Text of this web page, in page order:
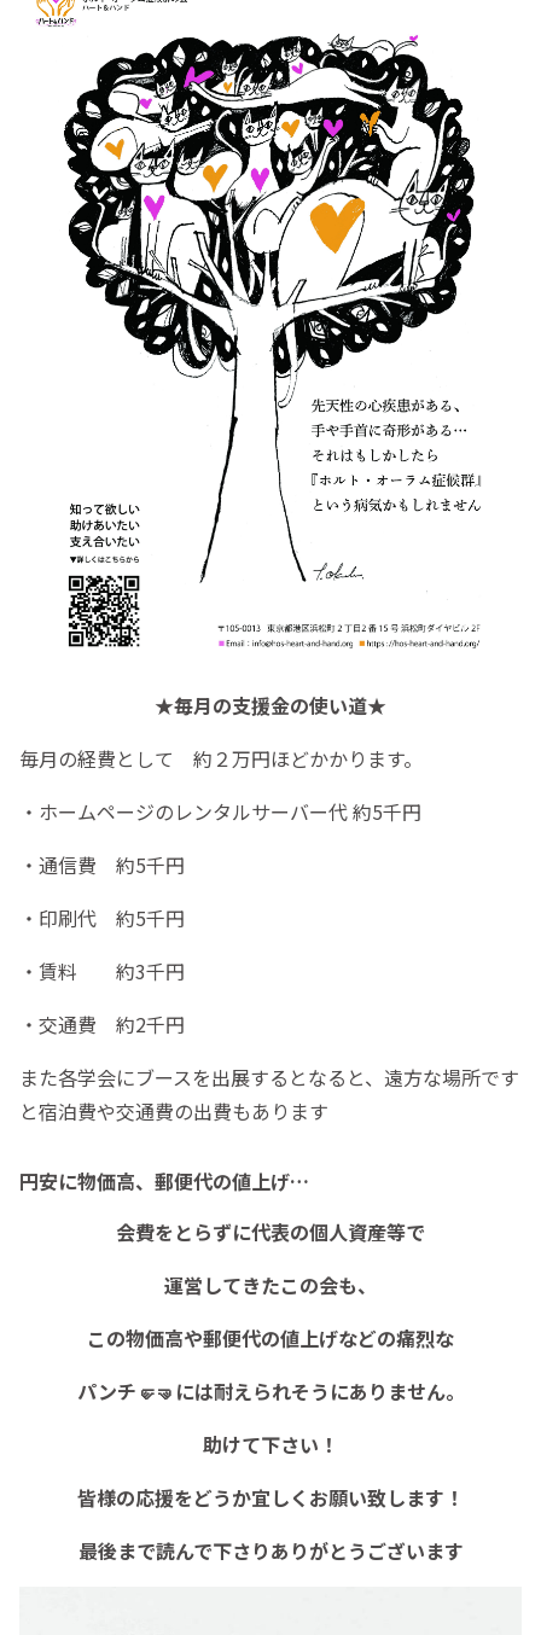
★毎月の支援金の使い道★
毎月の経費として 約２万円ほどかかります。
・ホームページのレンタルサーバー代 約5千円
・通信費 約5千円
・印刷代 約5千円
・賃料 約3千円
・交通費 約2千円
また各学会にブースを出展するとなると、遠方な場所です
と宿泊費や交通費の出費もあります
円安に物価高、郵便代の値上げ…
会費をとらずに代表の個人資産等で
運営してきたこの会も、
この物価高や郵便代の値上げなどの痛烈な
パンチ🤛🤜には耐えられそうにありません。
助けて下さい！
皆様の応援をどうか宜しくお願い致します！
最後まで読んで下さりありがとうございます